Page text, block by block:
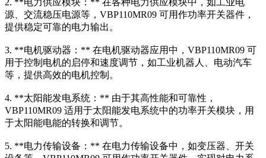
2. **电力供应模块：** 在各种电力供应模块中，如工业电
源、交流稳压电源等，VBP110MR09 可用作功率开关器件，
提供稳定可靠的电力输出。
3. **电机驱动器：** 在电机驱动器应用中，VBP110MR09 可
用于控制电机的启停和速度调节，如工业机器人、电动汽车
等，提供高效的电机控制。
4. **太阳能发电系统：** 由于其高性能和可靠性，
VBP110MR09 适用于太阳能发电系统中的功率开关模块，用
于太阳能电能的转换和调节。
5. **电力传输设备：** 在电力传输设备中，如变压器、开关